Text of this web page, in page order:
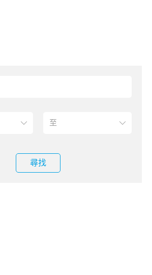
尋找